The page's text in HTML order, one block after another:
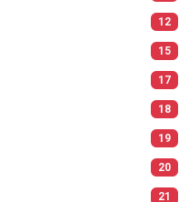
12
15
17
18
19
20
21